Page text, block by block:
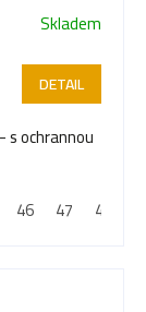
Skladem
DETAIL
s ochrannou
46 47 48